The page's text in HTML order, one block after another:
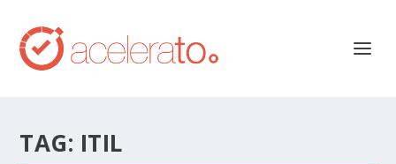
TAG: ITIL